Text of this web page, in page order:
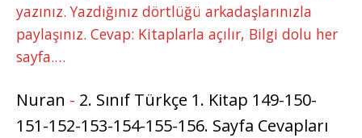
yazınız. Yazdığınız dörtlüğü arkadaşlarınızla
paylaşınız. Cevap: Kitaplarla açılır, Bilgi dolu her
sayfa.…
Nuran - 2. Sınıf Türkçe 1. Kitap 149-150-
151-152-153-154-155-156. Sayfa Cevapları